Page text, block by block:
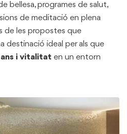
bellesa, programes de salut,
de meditació en plena
de les propostes que
destinació ideal per als que
i vitalitat en un entorn